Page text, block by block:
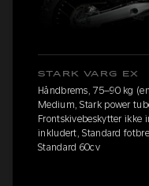
STARK VARG EX
Håndbrems, 75–90 kg
Medium, Stark power
Frontskivebeskytter ikke
inkludert, Standard
Standard 60cv